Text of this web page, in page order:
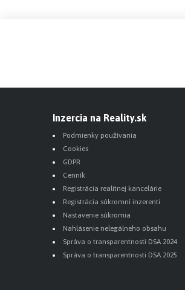
Inzercia na Reality.sk
Podmienky používania
Cookies
GDPR
Cenník
Registrácia realitnej kancelárie
Registrácia súkromní inzerenti
Nastavenie súkromia
Nahlásenie nelegálneho obsahu
Správa o transparentnosti DSA 2024
Správa o transparentnosti DSA 2025